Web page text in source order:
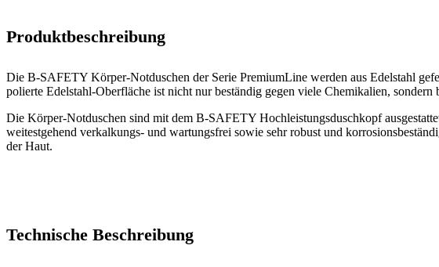
Produktbeschreibung
Die B-SAFETY Körper-Notduschen der Serie PremiumLine werden aus Edelstahl
polierte Edelstahl-Oberfläche ist nicht nur beständig gegen viele Chemikalien,
Die Körper-Notduschen sind mit dem B-SAFETY Hochleistungsduschkopf
weitestgehend verkalkungs- und wartungsfrei sowie sehr robust und
der Haut.
Technische Beschreibung